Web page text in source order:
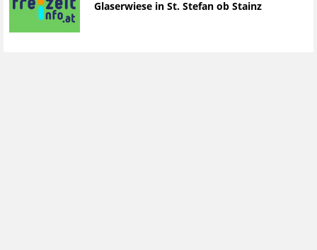
Glaserwiese in St. Stefan ob Stainz